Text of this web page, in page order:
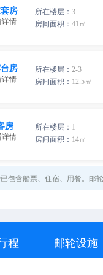
外保险基础套餐，适用于 70
，适用于 71 周岁（含）-85
外保险基础套餐，适用于 70
，适用于 71 周岁（含）-85
房
详情
所在楼层：3
房间面积：41㎡
外保险基础套餐，适用于 70
，适用于 71 周岁（含）-85
房
详情
所在楼层：2-3
房间面积： 12.5㎡
外保险基础套餐，适用于 70
房
详情
所在楼层： 1
房间面积： 14㎡
外保险基础套餐，适用于 70
包含船票、住宿、用餐。邮
程 邮轮设施